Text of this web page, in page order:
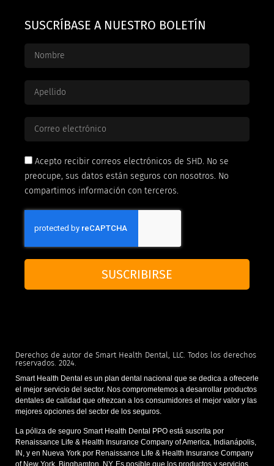
SUSCRÍBASE A NUESTRO BOLETÍN
Acepto recibir correos electrónicos de SHD. No se
preocupe, sus datos están seguros con nosotros. No
compartimos información con terceros.
SUSCRIBIRSE
Derechos de autor de Smart Health Dental, LLC. Todos los derechos
reservados. 2024.
Smart Health Dental es un plan dental nacional que se dedica a ofrecerle
el mejor servicio del sector. Nos comprometemos a desarrollar productos
dentales de calidad que ofrezcan a los consumidores el mejor valor y las
mejores opciones del sector de los seguros.
La póliza de seguro Smart Health Dental PPO está suscrita por
Renaissance Life & Health Insurance Company of America, Indianápolis,
IN, y en Nueva York por Renaissance Life & Health Insurance Company